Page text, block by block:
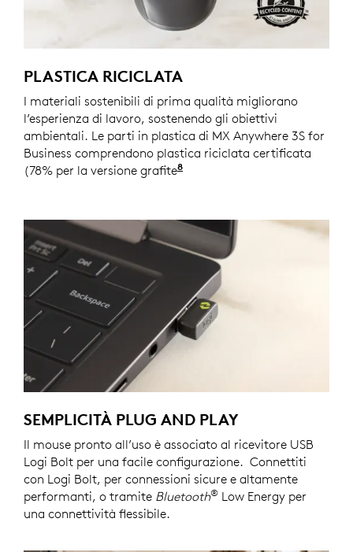
PLASTICA RICICLATA
I materiali sostenibili di prima qualità migliorano
l’esperienza di lavoro, sostenendo gli obiettivi
ambientali. Le parti in plastica di MX Anywhere 3S for
Business comprendono plastica riciclata certificata
(78% per la versione grafite8
SEMPLICITÀ PLUG AND PLAY
Il mouse pronto all’uso è associato al ricevitore USB
Logi Bolt per una facile configurazione. Connettiti
con Logi Bolt, per connessioni sicure e altamente
performanti, o tramite Bluetooth® Low Energy per
una connettività flessibile.